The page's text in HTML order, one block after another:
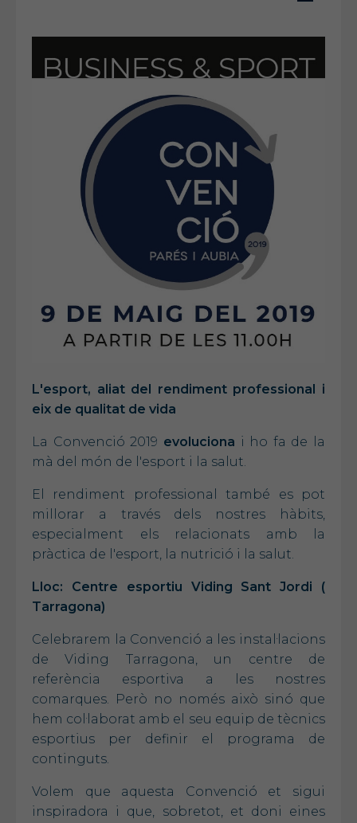
L'esport, aliat del rendiment professional i
eix de qualitat de vida
La Convenció 2019 evoluciona i ho fa de la
mà del món de l'esport i la salut.
El rendiment professional també es pot
millorar a través dels nostres hàbits,
especialment els relacionats amb la
pràctica de l'esport, la nutrició i la salut.
Lloc: Centre esportiu Viding Sant Jordi (
Tarragona)
Celebrarem la Convenció a les instal·lacions
de Viding Tarragona, un centre de
referència esportiva a les nostres
comarques. Però no només això sinó que
hem col·laborat amb el seu equip de tècnics
esportius per definir el programa de
continguts.
Volem que aquesta Convenció et sigui
inspiradora i que, sobretot, et doni eines